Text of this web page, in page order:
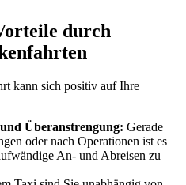
durch
kann sich positiv auf Ihre
Überanstrengung: Gerade
oder nach Operationen ist es
An- und Abreisen zu